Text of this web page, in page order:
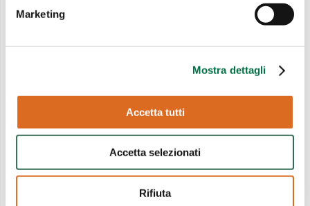
Marketing
Mostra dettagli
Accetta tutti
Accetta selezionati
Rifiuta
MIF Primavera 2021 - Mercanteinfiera